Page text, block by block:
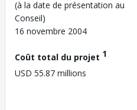
(à la date de présentation au
Conseil)
16 novembre 2004
Coût total du projet 1
USD 55.87 millions